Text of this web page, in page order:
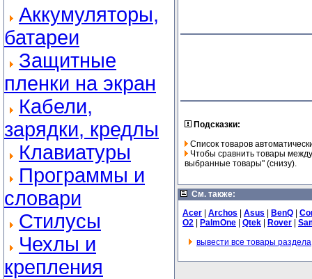
Аккумуляторы,
батареи
Защитные
пленки на экран
Кабели,
зарядки, кредлы
Клавиатуры
Программы и
словари
Стилусы
Чехлы и
крепления
Подсказки:
Список товаров
Чтобы сравнить товары
выбранные товары" (снизу).
См. также:
Acer
Archos Asus BenQ
O2
PalmOne Qtek Rover
вывести все товары раздела